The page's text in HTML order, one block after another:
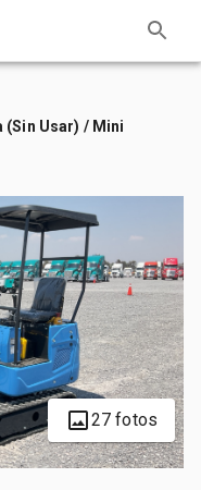
(Sin Usar) / Mini
27 fotos